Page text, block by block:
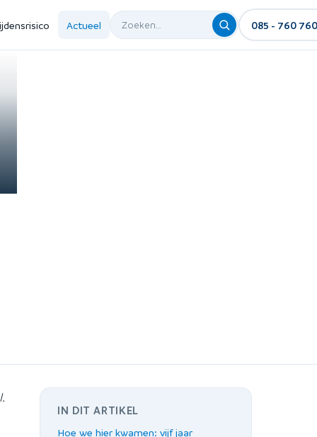
Actueel 085 - 760
IN DIT ARTIKEL
Hoe we hier kwamen: vijf jaar